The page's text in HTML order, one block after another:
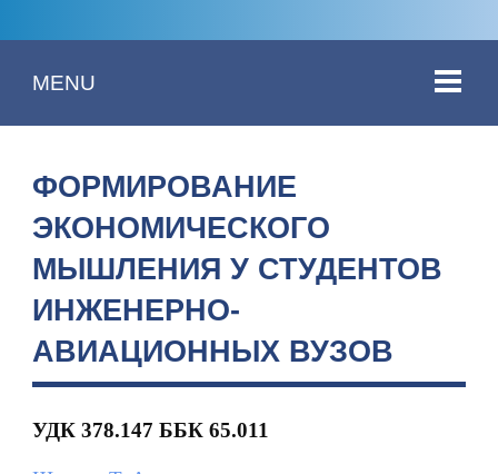
MENU
ФОРМИРОВАНИЕ
ЭКОНОМИЧЕСКОГО
МЫШЛЕНИЯ У СТУДЕНТОВ
ИНЖЕНЕРНО-
АВИАЦИОННЫХ ВУЗОВ
УДК 378.147 ББК 65.011